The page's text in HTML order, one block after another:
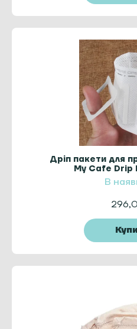
Дріп пакети для
My Cafe
В